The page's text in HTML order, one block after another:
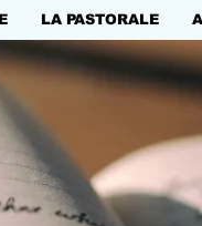
LA PASTORALE